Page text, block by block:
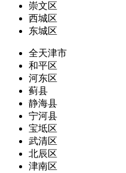
崇文区
西城区
东城区
全天津市
和平区
河东区
蓟县
静海县
宁河县
宝坻区
武清区
北辰区
津南区